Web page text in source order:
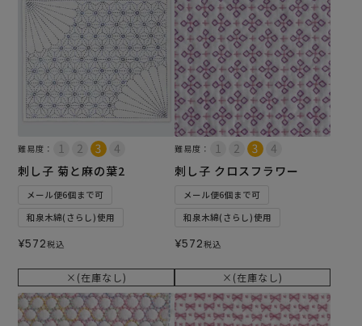
難易度：
刺し子 菊と麻の葉2
メール便6個まで可
和泉木綿(さらし)使用
¥572税込
×(在庫なし)
難易度：
刺し子 クロスフラワー
メール便6個まで可
和泉木綿(さらし)使用
¥572税込
×(在庫なし)